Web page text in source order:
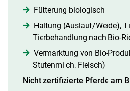
Fütterung biologisch
Haltung (Auslauf/Weide),
Tierbehandlung nach Bio-
Vermarktung von Bio-
Stutenmilch, Fleisch)
Nicht zertifizierte Pferde am